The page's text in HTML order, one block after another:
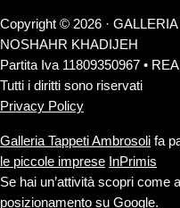
Copyright © 2026 ·
NOSHAHR KHADIJEH
Partita Iva 11809350967 •
Tutti i diritti sono riservati
Privacy Policy
Galleria Tappeti Ambrosoli fa
le piccole imprese InPrimis
Se hai un’attività scopri come
posizionamento su Google.